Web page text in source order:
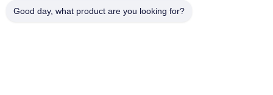
Good day, what product are you looking for?